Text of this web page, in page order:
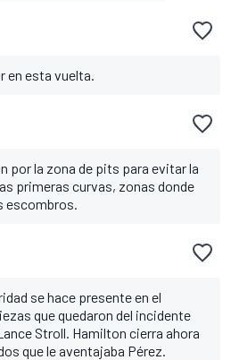
en esta vuelta.
por la zona de pits para evitar la
primeras curvas, zonas donde
escombros.
se hace presente en el
que quedaron del incidente
Stroll. Hamilton cierra ahora
que le aventajaba Pérez.